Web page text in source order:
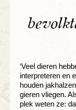
‘Veel dieren
interpreteren en
houden
gieren vliegen.
plek weten ze: